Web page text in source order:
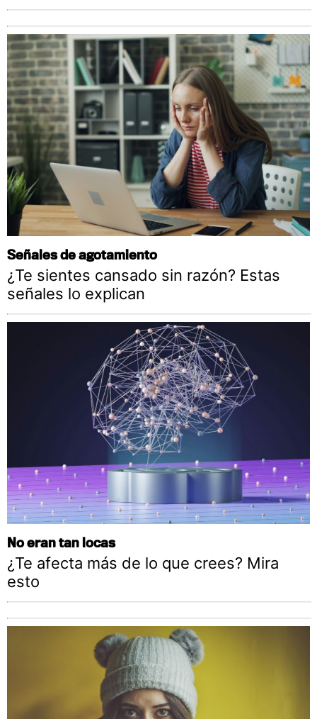
Señales de agotamiento
¿Te sientes cansado sin razón? Estas
señales lo explican
No eran tan locas
¿Te afecta más de lo que crees? Mira
esto